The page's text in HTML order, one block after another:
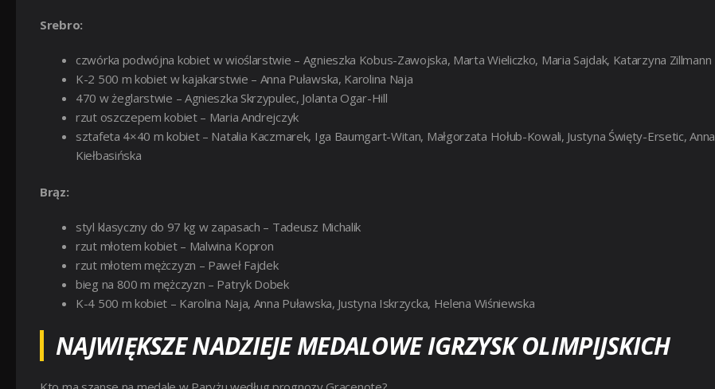
Srebro:
czwórka podwójna kobiet w wioślarstwie – Agnieszka Kobus-Zawojska, Marta Wieliczko, Maria Sajdak, Katarzyna Zillmann
K-2 500 m kobiet w kajakarstwie – Anna Puławska, Karolina Naja
470 w żeglarstwie – Agnieszka Skrzypulec, Jolanta Ogar-Hill
rzut oszczepem kobiet – Maria Andrejczyk
sztafeta 4×40 m kobiet – Natalia Kaczmarek, Iga Baumgart-Witan, Małgorzata Hołub-Kowali, Justyna Święty-Ersetic, Anna
Kiełbasińska
Brąz:
styl klasyczny do 97 kg w zapasach – Tadeusz Michalik
rzut młotem kobiet – Malwina Kopron
rzut młotem mężczyzn – Paweł Fajdek
bieg na 800 m mężczyzn – Patryk Dobek
K-4 500 m kobiet – Karolina Naja, Anna Puławska, Justyna Iskrzycka, Helena Wiśniewska
NAJWIĘKSZE NADZIEJE MEDALOWE IGRZYSK OLIMPIJSKICH